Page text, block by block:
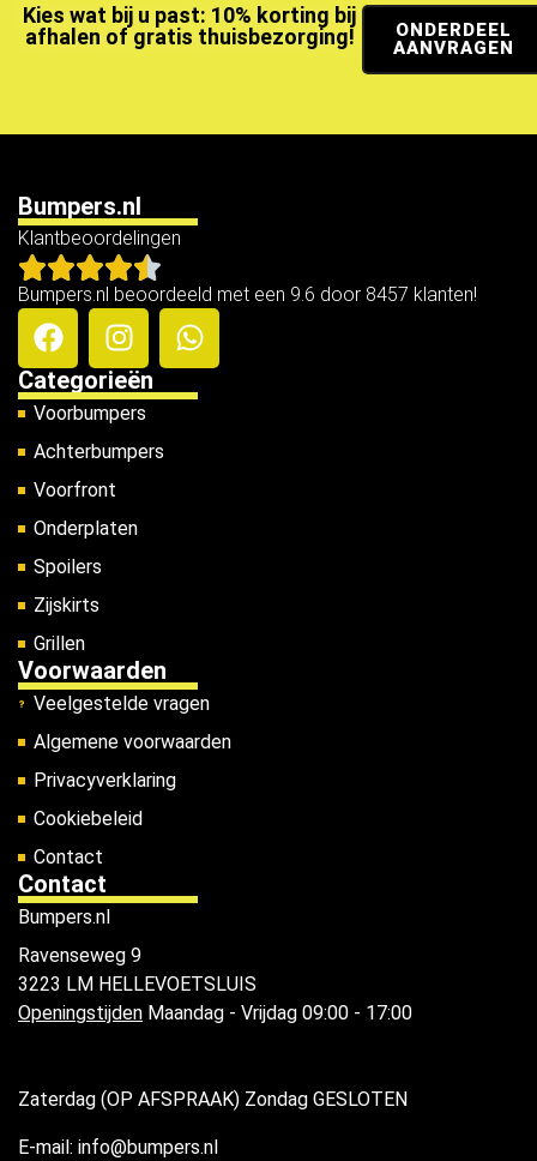
Kies wat bij u past: 10% korting bij
afhalen of gratis thuisbezorging!
ONDERDEEL
AANVRAGEN
Bumpers.nl
Klantbeoordelingen
Bumpers.nl beoordeeld met een 9.6 door 8457 klanten!
Categorieën
Voorbumpers
Achterbumpers
Voorfront
Onderplaten
Spoilers
Zijskirts
Grillen
Voorwaarden
Veelgestelde vragen
Algemene voorwaarden
Privacyverklaring
Cookiebeleid
Contact
Contact
Bumpers.nl
Ravenseweg 9
3223 LM HELLEVOETSLUIS
Openingstijden Maandag - Vrijdag 09:00 - 17:00
Zaterdag (OP AFSPRAAK) Zondag GESLOTEN
E-mail: info@bumpers.nl